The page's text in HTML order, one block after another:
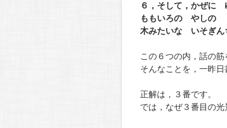
６，そして，かぜに
ももいろの やしの
木みたいな いそぎん
この６つの内，話の
そんなことを，一昨日
正解は，３番です。
では，なぜ３番目の光